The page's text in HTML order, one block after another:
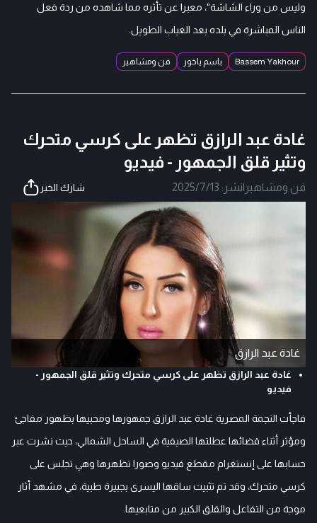
وليس من وراء الشاشة"، معبرا عن تأثره مما شاهده من ردة فعل
الناس المباشرة في بلده بعد الغياب الطويل.
Bassem Yakhour باسم ياخور فن ومشاهير
غادة عبد الرازق تظهر على كرسي متحرك
وتثير قلق الجمهور - فيديو
فن ومشاهير |نشر: 2025/7/13 شارك الخبر
غادة عبد الرازق
غادة عبد الرازق تظهر على كرسي متحرك وتثير قلق الجمهور -
فيديو
فاجأت النجمة المصرية غادة عبد الرازق جمهورها ومحبيها بظهور مفاجئ
ومؤثر أثناء قضائها عطلتها الصيفية في الساحل الشمالي، حيث نشرت عبر
حسابها على إنستغرام مقطع فيديو وصورا تظهرها وهي تجلس على
كرسي متحرك، وقد تم تثبيت ساقها اليسرى بجبيرة طبية، في مشهد أثار
موجة من التفاعل والقلق الكبير من متابعيها.